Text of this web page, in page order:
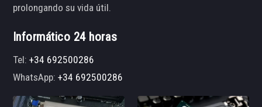
prolongando su vida útil.
Informático 24 horas
Tel:+34 692500286
WhatsApp:+34 692500286